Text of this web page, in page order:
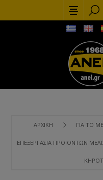
ΑΡΧΙΚΉ ΓΙΑ ΤΟ
ΕΠΕΞΕΡΓΑΣΊΑ ΠΡΟΙΌΝΤΩΝ